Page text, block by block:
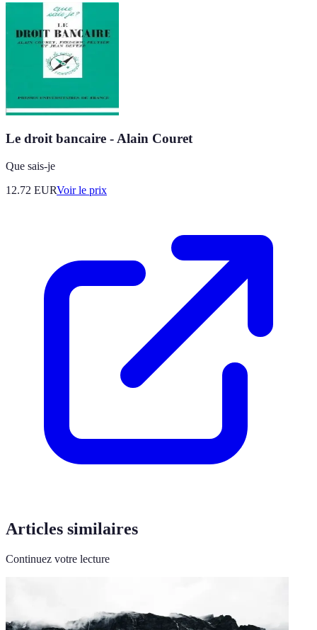
Le droit bancaire - Alain Couret
Que sais-je
12.72 EURVoir le prix
Articles similaires
Continuez votre lecture